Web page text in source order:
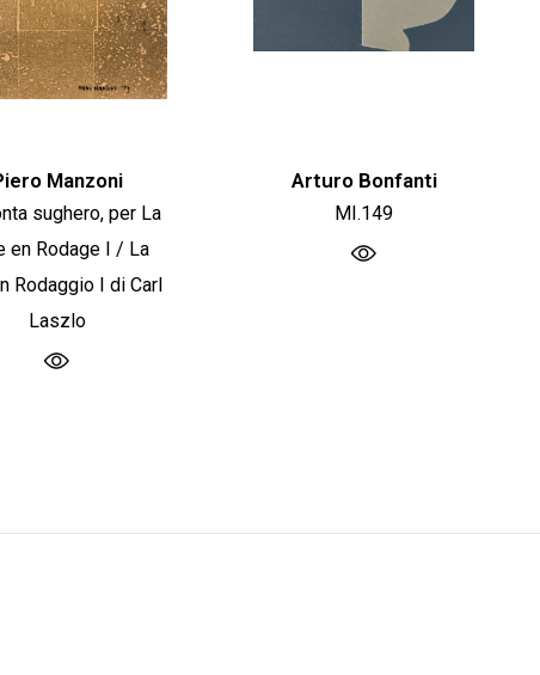
Manzoni
sughero, per La
en Rodage I / La
Rodaggio I di Carl
Laszlo
Arturo Bonfanti
MI.149